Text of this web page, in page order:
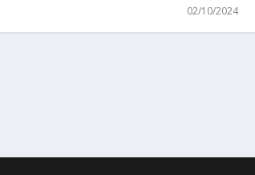
02/10/2024